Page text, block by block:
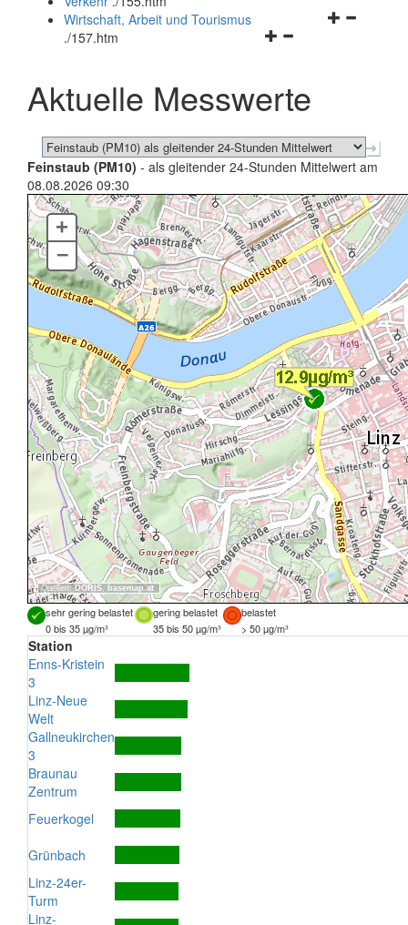
schließen
Navigationsmenü
schließen
Wirtschaft, Arbeit und Tourismus
./157.htm
Aktuelle Messwerte
Feinstaub (PM10) - als gleitender 24-Stunden Mittelwert am
08.08.2026 09:30
Quellen:DORIS, basemap.at
+
–
sehr gering belastet gering belastet
belastet
0 bis 35 µg/m³
35 bis 50 µg/m³ > 50 µg/m³
Station
Enns-Kristein
3
Linz-Neue
Welt
Gallneukirchen
3
Braunau
Zentrum
Feuerkogel
Grünbach
Linz-24er-
Turm
Linz-